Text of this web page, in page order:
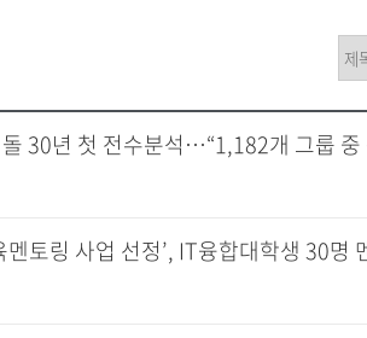
기타학생지원